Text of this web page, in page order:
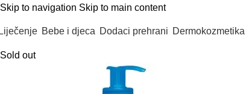
Skip to navigation Skip to main content
Bebe i djeca Dodaci prehrani Dermokozmetika
Sold out